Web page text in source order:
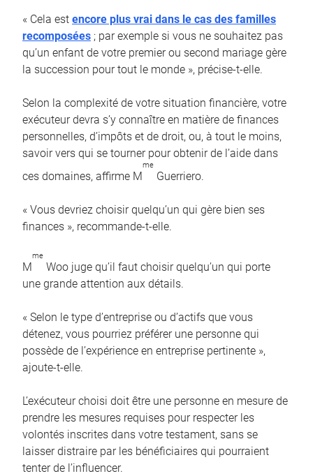
« Cela est encore plus vrai dans le cas des familles
recomposées ; par exemple si vous ne souhaitez pas
qu’un enfant de votre premier ou second mariage gère
la succession pour tout le monde », précise-t-elle.
Selon la complexité de votre situation financière, votre
exécuteur devra s’y connaître en matière de finances
personnelles, d’impôts et de droit, ou, à tout le moins,
savoir vers qui se tourner pour obtenir de l’aide dans
ces domaines, affirme M
me
Guerriero.
« Vous devriez choisir quelqu’un qui gère bien ses
finances », recommande-t-elle.
M
me
Woo juge qu’il faut choisir quelqu’un qui porte
une grande attention aux détails.
« Selon le type d’entreprise ou d’actifs que vous
détenez, vous pourriez préférer une personne qui
possède de l’expérience en entreprise pertinente »,
ajoute-t-elle.
L’exécuteur choisi doit être une personne en mesure de
prendre les mesures requises pour respecter les
volontés inscrites dans votre testament, sans se
laisser distraire par les bénéficiaires qui pourraient
tenter de l’influencer.